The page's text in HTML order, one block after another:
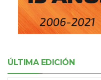
ÚLTIMA EDICIÓN